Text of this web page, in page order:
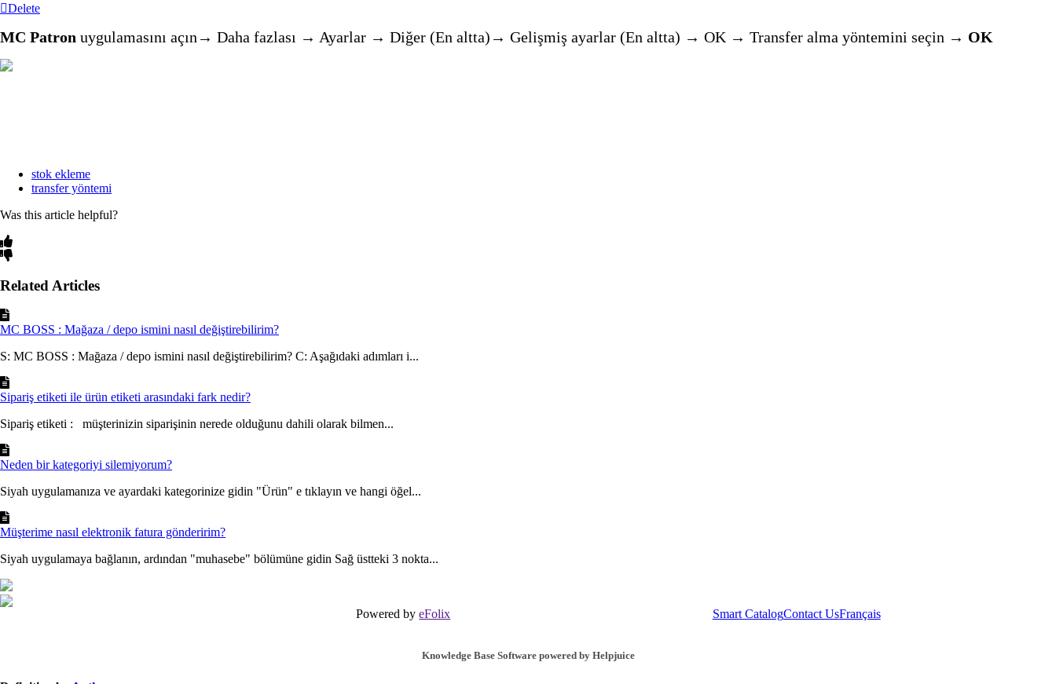
Delete
MC Patron uygulamasını açın→ Daha fazlası → Ayarlar → Diğer (En altta)→ Gelişmiş ayarlar (En altta) → OK → Transfer alma yöntemini seçin → OK
stok ekleme
transfer yöntemi
Was this article helpful?
Related Articles
MC BOSS : Mağaza / depo ismini nasıl değiştirebilirim?
S: MC BOSS : Mağaza / depo ismini nasıl değiştirebilirim? C: Aşağıdaki adımları i...
Sipariş etiketi ile ürün etiketi arasındaki fark nedir?
Sipariş etiketi : müşterinizin siparişinin nerede olduğunu dahili olarak bilmen...
Neden bir kategoriyi silemiyorum?
Siyah uygulamanıza ve ayardaki kategorinize gidin "Ürün" e tıklayın ve hangi öğel...
Müşterime nasıl elektronik fatura gönderirim?
Siyah uygulamaya bağlanın, ardından "muhasebe" bölümüne gidin Sağ üstteki 3 nokta...
Powered byeFolix Smart CatalogContact UsFrançais
Knowledge Base Software powered by Helpjuice